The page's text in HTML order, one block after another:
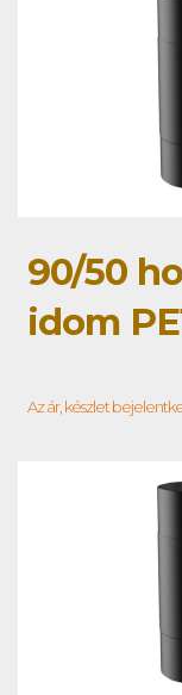
90/50
idom
Az ár, készlet